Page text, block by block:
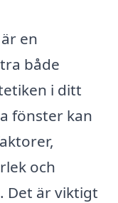
är en
både
i ditt
fönster kan
och
Det är viktigt